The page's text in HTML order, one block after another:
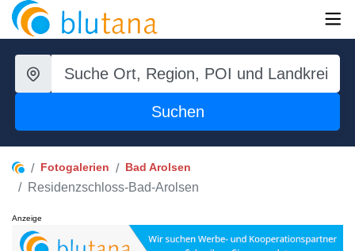
Suchen
Fotogalerien Bad Arolsen
Residenzschloss-Bad-Arolsen
Anzeige